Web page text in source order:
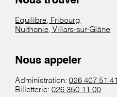
Equilibre, Fribourg
Nuithonie, Villars-sur-Glâne
Nous appeler
Administration:026 407 51 41
Billetterie:026 350 11 00